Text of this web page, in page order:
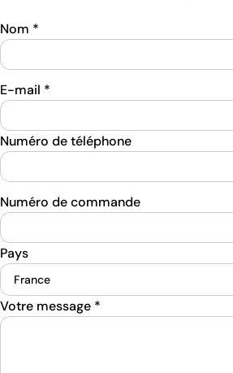
Nom *
E-mail *
Numéro de téléphone
Numéro de commande
Pays
Votre message *